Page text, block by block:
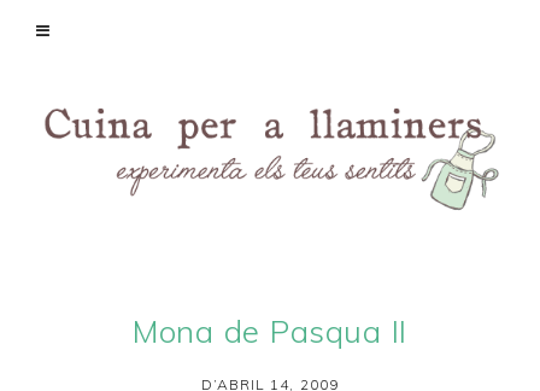
Mona de Pasqua II
D’ABRIL 14, 2009